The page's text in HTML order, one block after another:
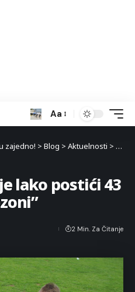
Aa
zajedno! > Blog > Aktuelnosti > Sport
lako postići 43
2 Min. Za Čitanje